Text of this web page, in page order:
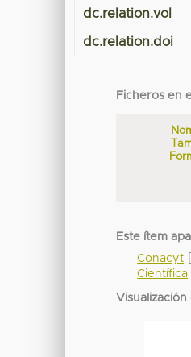
dc.relation.vol
dc.relation.doi
Ficheros en
Este ítem
Conacyt
Científica